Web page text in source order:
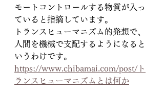
モートコントロールする物質が入っ
ていると指摘しています。
トランスヒューマニズム的発想で、
人間を機械で支配するようになると
いうわけです。
https://www.chibamai.com/post/ト
ランスヒューマニズムとは何か